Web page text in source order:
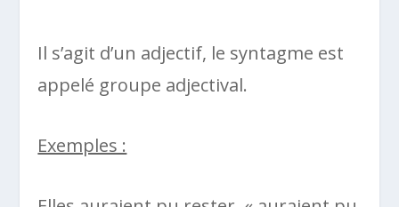
Il s’agit d’un adjectif, le syntagme est
appelé groupe adjectival.
Exemples :